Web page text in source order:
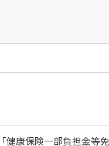
康保険一部負担金等